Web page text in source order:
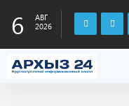
6
АВГ
2026